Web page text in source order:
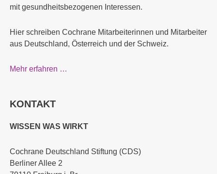
mit gesundheitsbezogenen Interessen.
Hier schreiben Cochrane Mitarbeiterinnen und Mitarbeiter
aus Deutschland, Österreich und der Schweiz.
Mehr erfahren …
KONTAKT
WISSEN WAS WIRKT
Cochrane Deutschland Stiftung (CDS)
Berliner Allee 2